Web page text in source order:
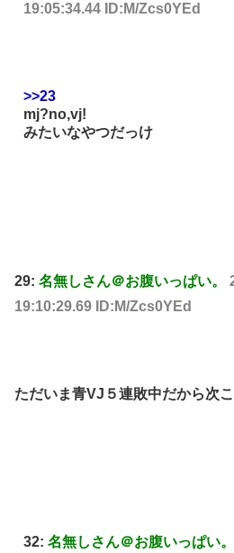
19:05:34.44 ID:M/Zcs0YEd
>>23
mj?no,vj!
みたいなやつだっけ
29: 名無しさん＠お腹いっぱい。
19:10:29.69 ID:M/Zcs0YEd
ただいま青VJ５連敗中だから次
32: 名無しさん＠お腹いっぱい。